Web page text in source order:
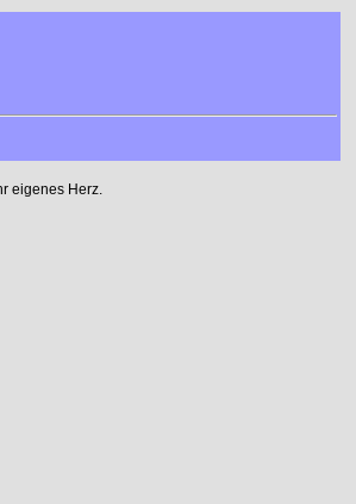
eigenes Herz.